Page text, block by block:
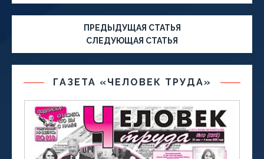
ПРЕДЫДУЩАЯ СТАТЬЯ
СЛЕДУЮЩАЯ СТАТЬЯ
ГАЗЕТА «ЧЕЛОВЕК ТРУДА»